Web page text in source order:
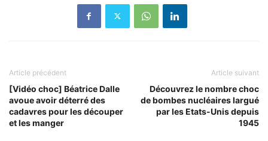
Article précédent
[Vidéo choc] Béatrice Dalle
avoue avoir déterré des
cadavres pour les découper
et les manger
Article suivant
Découvrez le nombre choc
de bombes nucléaires largué
par les Etats-Unis depuis
1945